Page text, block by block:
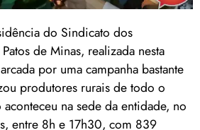
do Sindicato dos
de Minas, realizada nesta
por uma campanha bastante
produtores rurais de todo o
na sede da entidade, no
entre 8h e 17h30, com 839